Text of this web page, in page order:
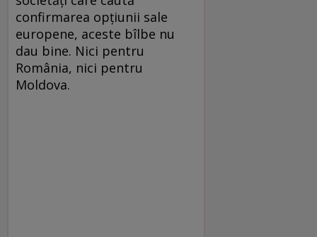
confirmarea opţiunii sale
europene, aceste bîlbe nu
dau bine. Nici pentru
România, nici pentru
Moldova.